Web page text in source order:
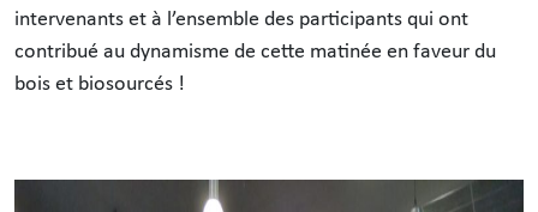
intervenants et à l’ensemble des participants qui ont
contribué au dynamisme de cette matinée en faveur du
bois et biosourcés !